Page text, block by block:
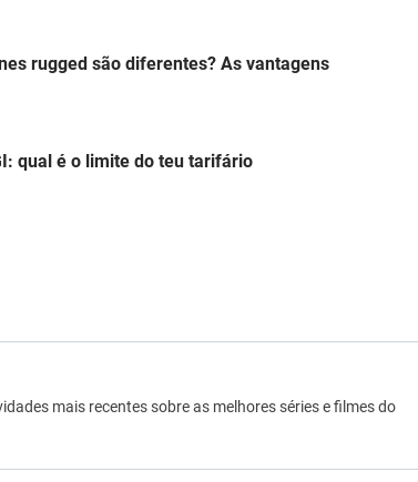
rugged são diferentes? As vantagens
qual é o limite do teu tarifário
mais recentes sobre as melhores séries e filmes do